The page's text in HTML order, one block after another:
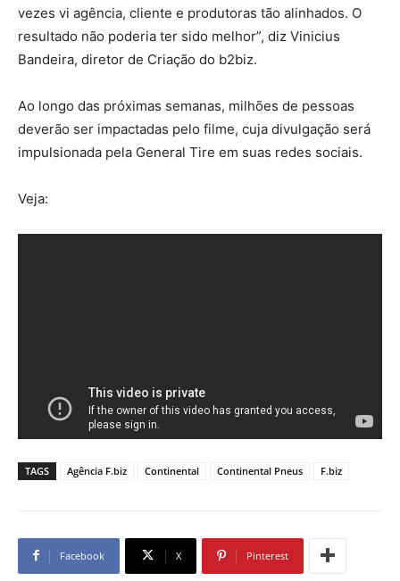
vezes vi agência, cliente e produtoras tão alinhados. O
resultado não poderia ter sido melhor”, diz Vinicius
Bandeira, diretor de Criação do b2biz.
Ao longo das próximas semanas, milhões de pessoas
deverão ser impactadas pelo filme, cuja divulgação será
impulsionada pela General Tire em suas redes sociais.
Veja:
TAGS Agência F.biz Continental Continental Pneus F.biz
Facebook X Pinterest